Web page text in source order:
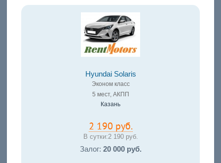
Hyundai Solaris
Эконом класс
5 мест, АКПП
Казань
2 190 руб.
В сутки:2 190 руб.
Залог: 20 000 руб.